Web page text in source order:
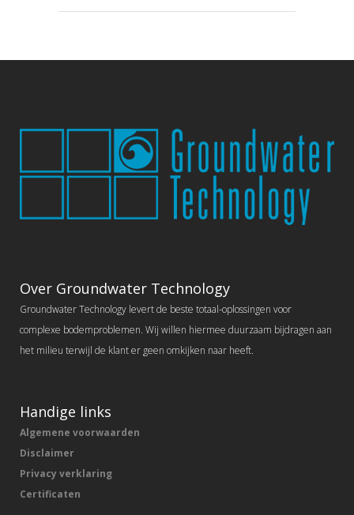
Over Groundwater Technology
Groundwater Technology levert de beste totaal-oplossingen voor
complexe bodemproblemen. Wij willen hiermee duurzaam bijdragen aan
het milieu terwijl de klant er geen omkijken naar heeft.
Handige links
Algemene voorwaarden
Disclaimer
Privacy verklaring
Certificaten